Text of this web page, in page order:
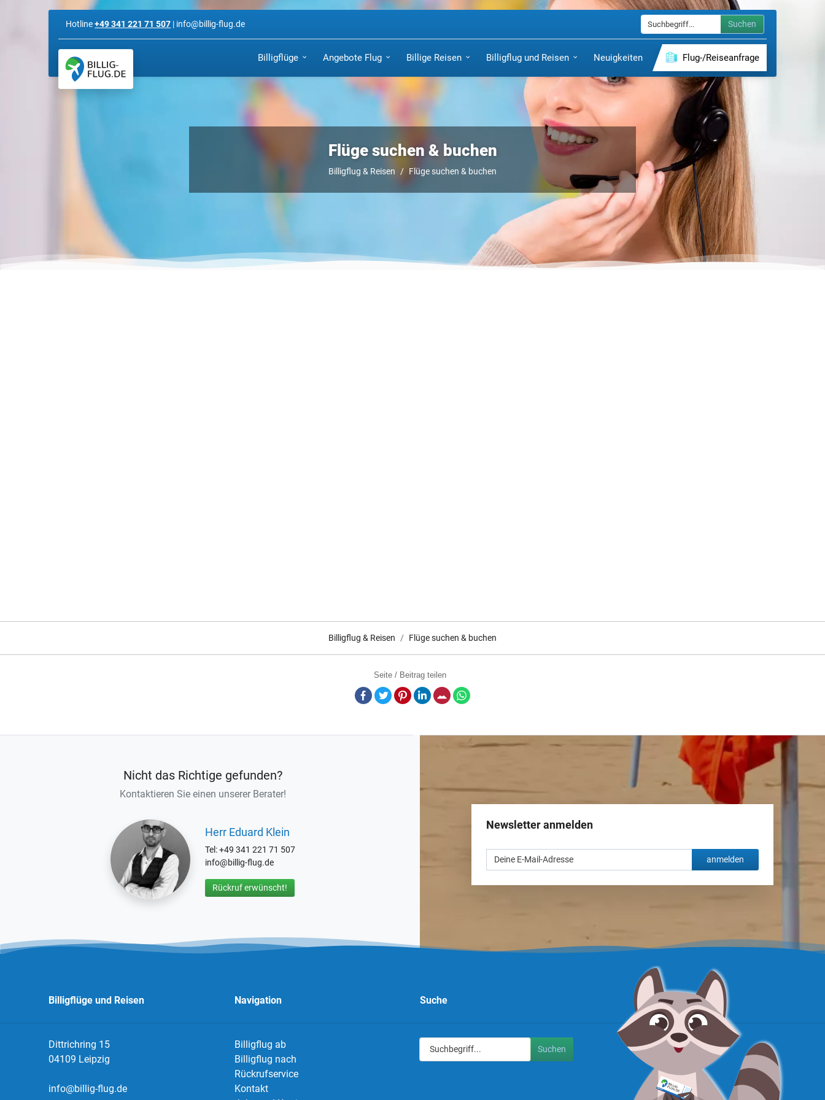
Hotline+49 341 221 71 507 | info@billig-flug.de Suchen
Billigflüge Angebote Flug Billige Reisen Billigflug und Reisen Neuigkeiten Flug-/Reiseanfrage
Flüge suchen & buchen
Billigflug & Reisen Flüge suchen & buchen
Billigflug & Reisen Flüge suchen & buchen
Seite / Beitrag teilen
Facebook
TwitterPinterestLinkedInE-Mail
Nicht das Richtige gefunden?
Kontaktieren Sie einen unserer Berater!
Herr Eduard Klein
Tel: +49 341 221 71 507
info@billig-flug.de
Rückruf erwünscht!
Newsletter anmelden
anmelden
Billigflüge und Reisen
Dittrichring 15
04109 Leipzig
info@billig-flug.de
Navigation
Billigflug ab
Billigflug nach
Rückrufservice
Kontakt
Suche
Suchen